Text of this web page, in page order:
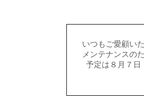
いつもご愛顧い
メンテナンスの
予定は８月７